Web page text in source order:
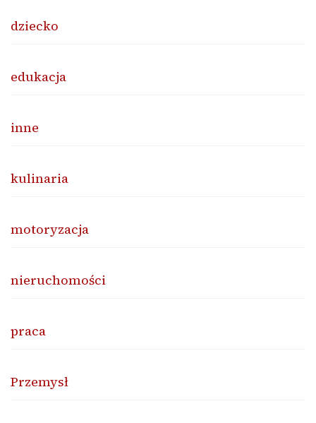
dziecko
edukacja
inne
kulinaria
motoryzacja
nieruchomości
praca
Przemysł